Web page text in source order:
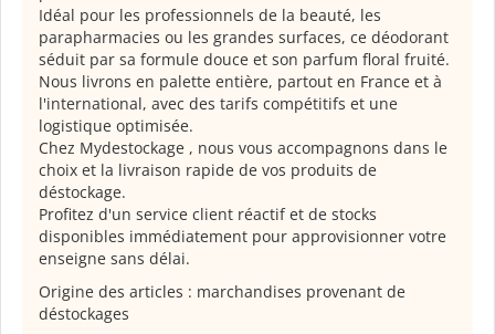
Idéal pour les professionnels de la beauté, les
parapharmacies ou les grandes surfaces, ce déodorant
séduit par sa formule douce et son parfum floral fruité.
Nous livrons en palette entière, partout en France et à
l'international, avec des tarifs compétitifs et une
logistique optimisée.
Chez Mydestockage , nous vous accompagnons dans le
choix et la livraison rapide de vos produits de
déstockage.
Profitez d'un service client réactif et de stocks
disponibles immédiatement pour approvisionner votre
enseigne sans délai.
Origine des articles : marchandises provenant de
déstockages